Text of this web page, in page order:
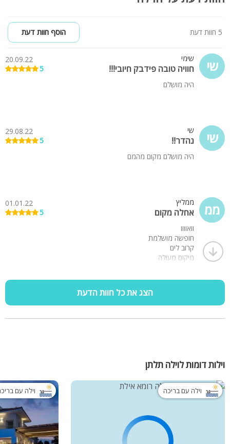
5 חוות דעת הוסף חוות דעת
שי שימי
חוויה טובה פידבק חיובי!!!
20.09.22
5
היה מושלם
שי שי
נהדר!!
29.08.22
5
היה מושלם מקום מהמם
ממ ממליץ
אחלה מקום
01.01.22
5
וואוווו
חופשה מושלמת
קרוב לים
מיקום מעולה
הצג את כל חוות הדעת
וילות דומות לוילה תלתן
וילה עם בריכה וילה עם